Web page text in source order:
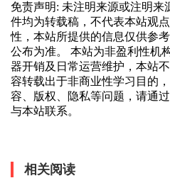
免责声明: 未注明来源或注明来
件均为转载稿，不代表本站观
性，本站所提供的信息仅供参
公布为准。 本站为非盈利性机
器开销及日常运营维护，本站
容转载出于非商业性学习目的
容、版权、隐私等问题，请通过
与本站联系。
相关阅读